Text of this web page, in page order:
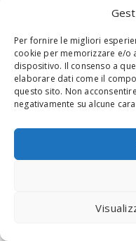
Per fornire le migliori
cookie per memorizzare e/o
dispositivo. Il consenso a
elaborare dati come il
questo sito. Non
negativamente su alcune
© 2020 Digital Touch